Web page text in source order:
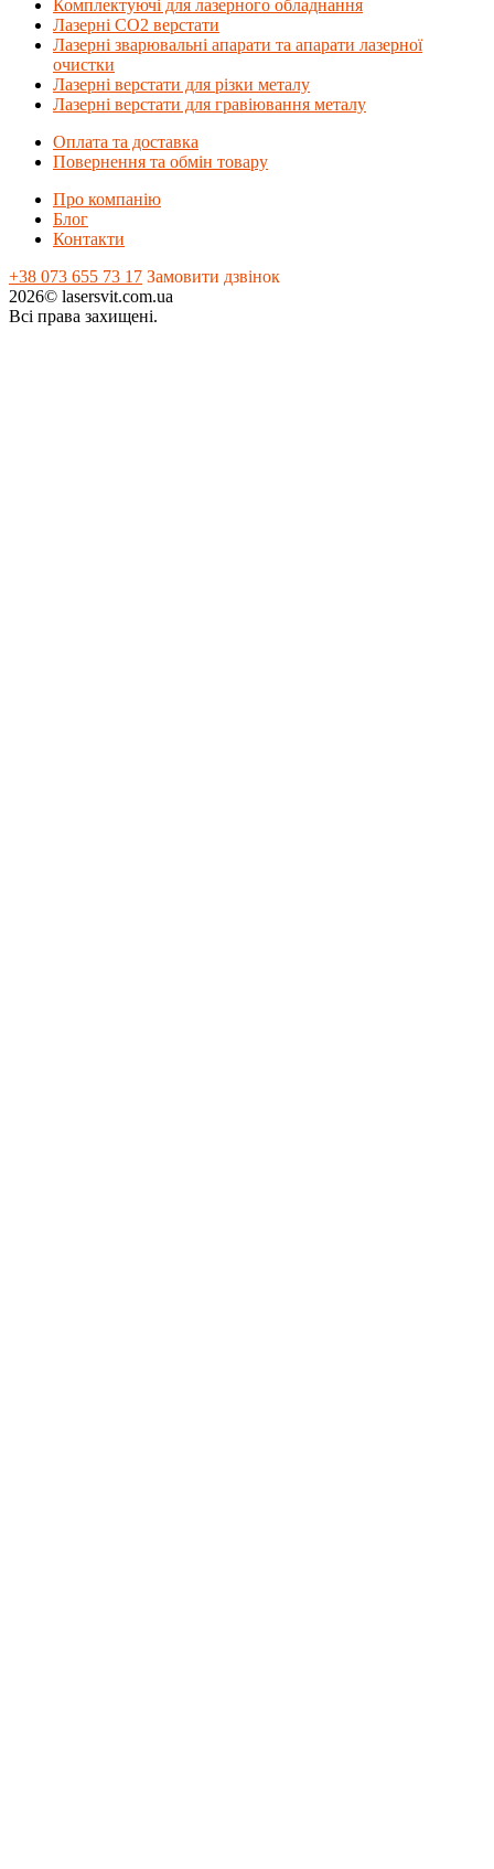
Комплектуючі для лазерного обладнання
Лазерні СО2 верстати
Лазерні зварювальні апарати та апарати лазерної
очистки
Лазерні верстати для різки металу
Лазерні верстати для гравіювання металу
Оплата та доставка
Повернення та обмін товару
Про компанію
Блог
Контакти
+38 073 655 73 17 Замовити дзвінок
2026© lasersvit.com.ua
Всі права захищені.